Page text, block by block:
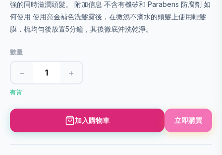
強的同時滋潤頭髮。 附加信息 不含有機矽和 Parabens 防腐劑 如
何使用 使用亮金補色洗髮露後，在微濕不滴水的頭髮上使用輕髮
膜，梳均勻後放置5分鐘，其後徹底沖洗乾淨。
數量
− +
有貨
加入購物車 立即購買